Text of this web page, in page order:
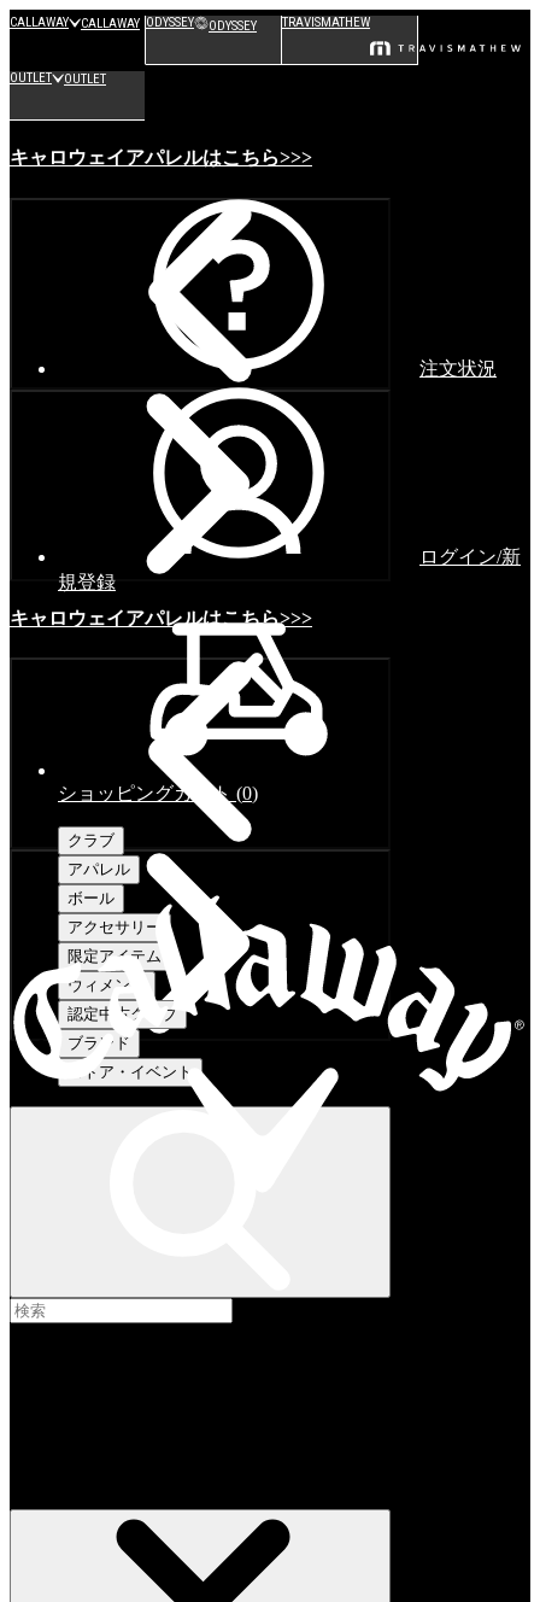
CALLAWAY CALLAWAY ODYSSEY ODYSSEY TRAVISMATHEW
OUTLET OUTLET
キャロウェイアパレルはこちら>>>
キャロウェイアパレルはこちら>>>
注文状況
ログイン/新
規登録
ショッピングカート (0)
クラブ
アパレル
ボール
アクセサリー
限定アイテム
ウィメンズ
認定中古クラブ
ブランド
ストア・イベント